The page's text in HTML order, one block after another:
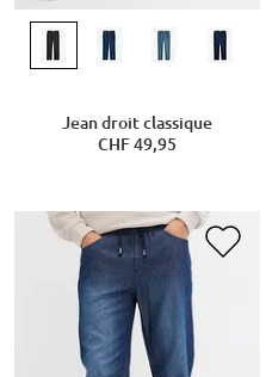
Jean droit classique
CHF 49,95